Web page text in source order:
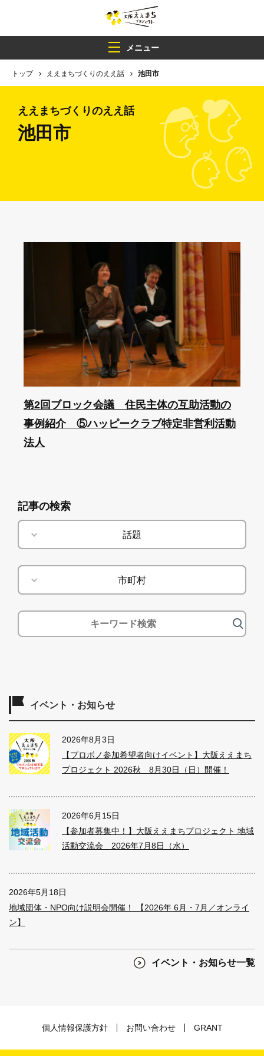
メニュー
トップ ええまちづくりのええ話 池田市
ええまちづくりのええ話
池田市
第2回ブロック会議 住民主体の互助活動の
事例紹介 ⑤ハッピークラブ特定非営利活動
法人
記事の検索
話題
話題
市町村
市町村
イベント・お知らせ
2026年8月3日
【プロボノ参加希望者向けイベント】大阪ええまち
プロジェクト 2026秋 8月30日（日）開催！
2026年6月15日
【参加者募集中！】大阪ええまちプロジェクト 地域
活動交流会 2026年7月8日（水）
2026年5月18日
地域団体・NPO向け説明会開催！ 【2026年 6月・7月／オンライ
ン】
イベント・お知らせ一覧
個人情報保護方針 お問い合わせ GRANT